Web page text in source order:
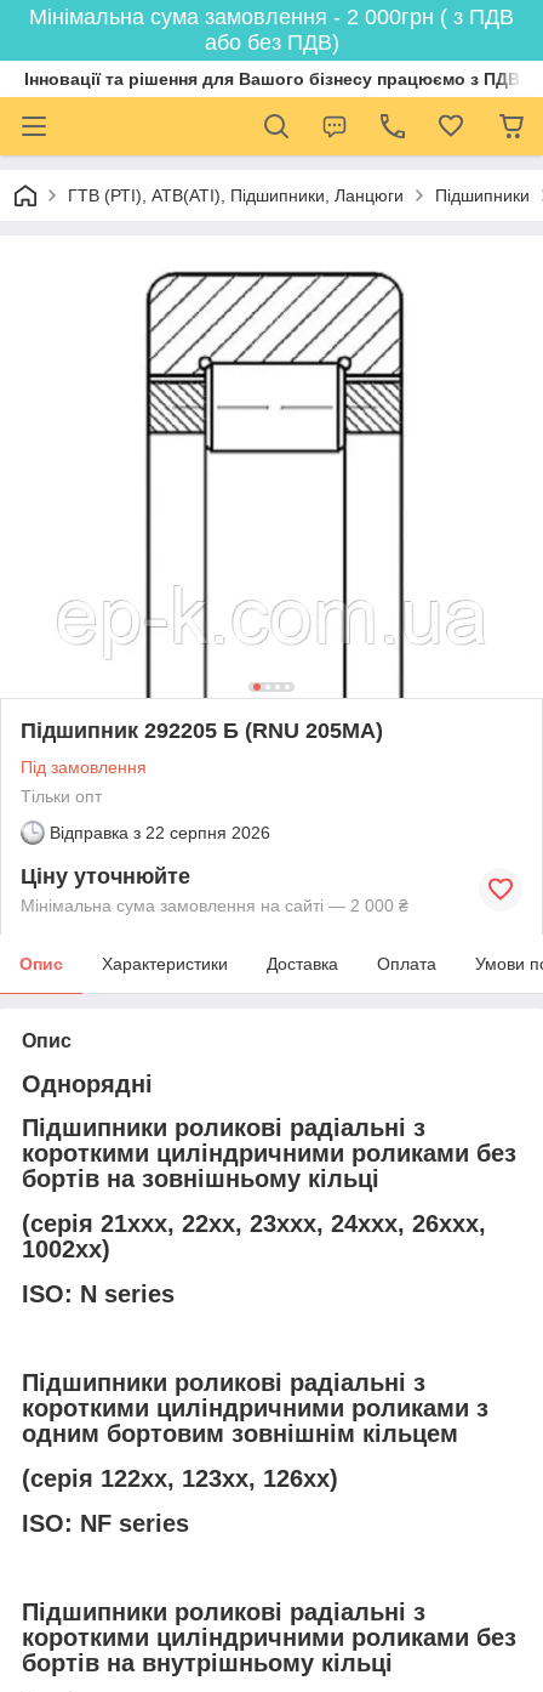
Мінімальна сума замовлення - 2 000грн ( з ПДВ
або без ПДВ)
Інновації та рішення для Вашого бізнесу працюємо з ПДВ
ГТВ (РТI), АТВ(АТI), Пiдшипники, Ланцюги Підшипники
Підшипник 292205 Б (RNU 205МА)
Під замовлення
Тільки опт
Відправка з 22 серпня 2026
Ціну уточнюйте
Мінімальна сума замовлення на сайті — 2 000 ₴
Опис Характеристики Доставка Оплата Умови
Опис
Однорядні
Підшипники роликові радіальні з
короткими циліндричними роликами без
бортів на зовнішньому кільці
(серія 21ххх, 22хх, 23ххх, 24ххх, 26ххх,
1002хх)
ISO: N series
Підшипники роликові радіальні з
короткими циліндричними роликами з
одним бортовим зовнішнім кільцем
(серія 122хх, 123хх, 126хх)
ISO: NF series
Підшипники роликові радіальні з
короткими циліндричними роликами без
бортів на внутрішньому кільці